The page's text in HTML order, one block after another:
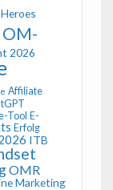
OM-
2026
Affiliate
Tool E-
Erfolg
ITB
OMR
Marketing